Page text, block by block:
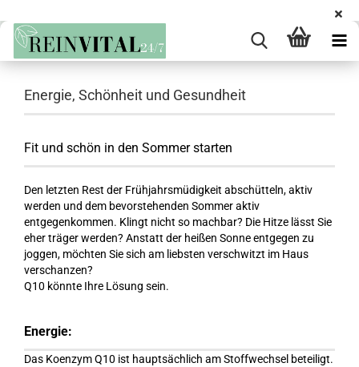
Energie, Schönheit und Gesundheit
Fit und schön in den Sommer starten
Den letzten Rest der Frühjahrsmüdigkeit abschütteln, aktiv
werden und dem bevorstehenden Sommer aktiv
entgegenkommen. Klingt nicht so machbar? Die Hitze lässt Sie
eher träger werden? Anstatt der heißen Sonne entgegen zu
joggen, möchten Sie sich am liebsten verschwitzt im Haus
verschanzen?
Q10 könnte Ihre Lösung sein.
Energie:
Das Koenzym Q10 ist hauptsächlich am Stoffwechsel beteiligt.